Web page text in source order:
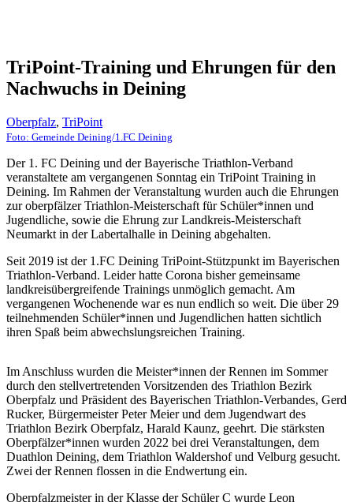
TriPoint-Training und Ehrungen für den
Nachwuchs in Deining
Oberpfalz, TriPoint
Foto: Gemeinde Deining/1.FC Deining
Der 1. FC Deining und der Bayerische Triathlon-Verband
veranstaltete am vergangenen Sonntag ein TriPoint Training in
Deining. Im Rahmen der Veranstaltung wurden auch die Ehrungen
zur oberpfälzer Triathlon-Meisterschaft für Schüler*innen und
Jugendliche, sowie die Ehrung zur Landkreis-Meisterschaft
Neumarkt in der Labertalhalle in Deining abgehalten.
Seit 2019 ist der 1.FC Deining TriPoint-Stützpunkt im Bayerischen
Triathlon-Verband. Leider hatte Corona bisher gemeinsame
landkreisübergreifende Trainings unmöglich gemacht. Am
vergangenen Wochenende war es nun endlich so weit. Die über 29
teilnehmenden Schüler*innen und Jugendlichen hatten sichtlich
ihren Spaß beim abwechslungsreichen Training.
Im Anschluss wurden die Meister*innen der Rennen im Sommer
durch den stellvertretenden Vorsitzenden des Triathlon Bezirk
Oberpfalz und Präsident des Bayerischen Triathlon-Verbandes, Gerd
Rucker, Bürgermeister Peter Meier und dem Jugendwart des
Triathlon Bezirk Oberpfalz, Harald Kaunz, geehrt. Die stärksten
Oberpfälzer*innen wurden 2022 bei drei Veranstaltungen, dem
Duathlon Deining, dem Triathlon Waldershof und Velburg gesucht.
Zwei der Rennen flossen in die Endwertung ein.
Oberpfalzmeister in der Klasse der Schüler C wurde Leon